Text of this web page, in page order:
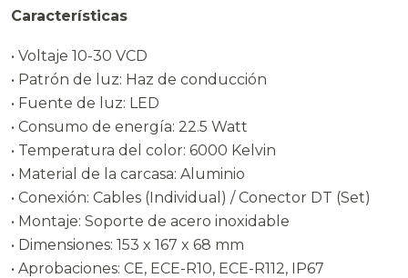
Características
• Voltaje 10-30 VCD
• Patrón de luz: Haz de conducción
• Fuente de luz: LED
• Consumo de energía: 22.5 Watt
• Temperatura del color: 6000 Kelvin
• Material de la carcasa: Aluminio
• Conexión: Cables (Individual) / Conector DT (Set)
• Montaje: Soporte de acero inoxidable
• Dimensiones: 153 x 167 x 68 mm
• Aprobaciones: CE, ECE-R10, ECE-R112, IP67